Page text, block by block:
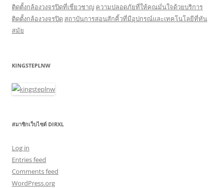
ติดตั้งกล้องวงจรปิดที่เชี่ยวชาญ ความปลอดภัยที่ให้คุณมั่นใจด้วยบริการ
ติดตั้งกล้องวงจรปิด สถาบันการสอนสักคิ้วที่มีอุปกรณ์และเทคโนโลยีที่ทัน
สมัย
KINGSTEPLNW
สมาชิกเว็บไซต์ DIRXL
Log in
Entries feed
Comments feed
WordPress.org